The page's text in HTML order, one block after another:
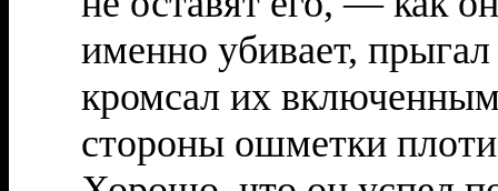
именно убивает,
кромсал их включенным
стороны ошметки